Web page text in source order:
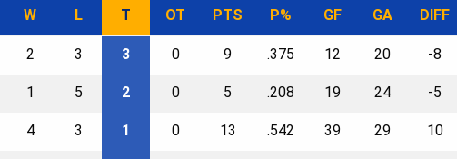
W L T OT PTS P% GF GA DIFF
2 3 3 0 9 .375 12 20 -8
1 5 2 0 5 .208 19 24 -5
4 3 1 0 13 .542 39 29 10